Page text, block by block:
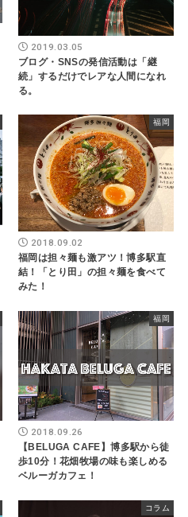
2019.03.05
ブログ・SNSの発信活動は「継
続」するだけでレアな人間になれ
る。
福岡
2018.09.02
福岡は担々麺も激アツ！博多駅直
結！「とり田」の担々麺を食べて
みた！
福岡
2018.09.26
【BELUGA CAFE】博多駅から徒
歩10分！花畑牧場の味も楽しめる
ベルーガカフェ！
コラム